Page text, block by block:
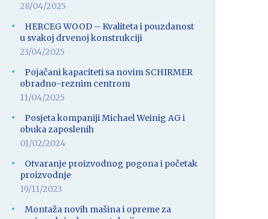
28/04/2025
HERCEG WOOD – Kvaliteta i pouzdanost
u svakoj drvenoj konstrukciji
23/04/2025
Pojačani kapaciteti sa novim SCHIRMER
obradno-reznim centrom
11/04/2025
Posjeta kompaniji Michael Weinig AG i
obuka zaposlenih
01/02/2024
Otvaranje proizvodnog pogona i početak
proizvodnje
19/11/2023
Montaža novih mašina i opreme za